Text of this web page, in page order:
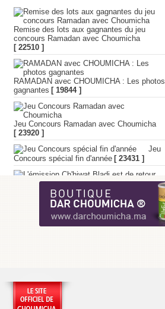
Remise des lots aux gagnantes du jeu
concours Ramadan avec Choumicha
[ 22510 ]
RAMADAN avec CHOUMICHA : Les photos
gagnantes [ 19844 ]
Jeu Concours Ramadan avec Choumicha
[ 23920 ]
Jeu
Concours spécial fin d'année [ 23431 ]
L'émission Ch'hiwat Bladi est de retour